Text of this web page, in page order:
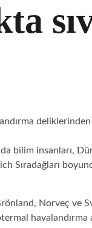
bilim insanları,
Sıradağları
Norveç ve
havalandırma